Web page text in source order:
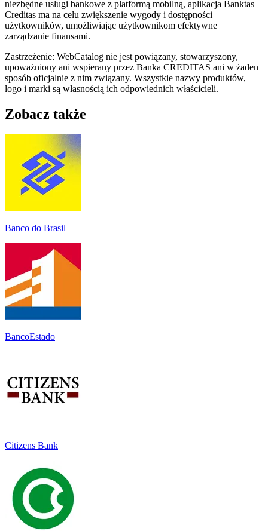
niezbędne usługi bankowe z platformą mobilną, aplikacja Banktas
Creditas ma na celu zwiększenie wygody i dostępności
użytkowników, umożliwiając użytkownikom efektywne
zarządzanie finansami.
Zastrzeżenie: WebCatalog nie jest powiązany, stowarzyszony,
upoważniony ani wspierany przez Banka CREDITAS ani w żaden
sposób oficjalnie z nim związany. Wszystkie nazwy produktów,
logo i marki są własnością ich odpowiednich właścicieli.
Zobacz także
Banco do Brasil
BancoEstado
Citizens Bank